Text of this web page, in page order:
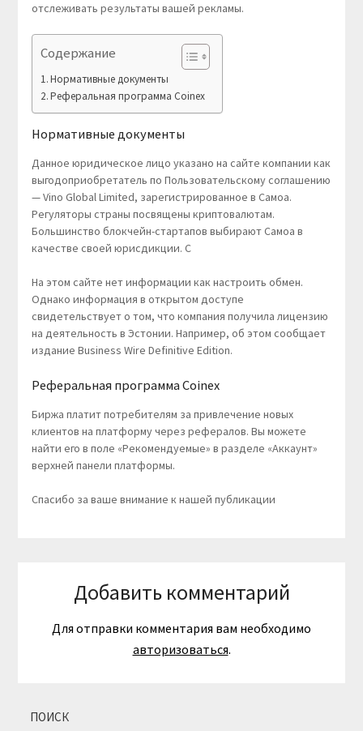
отслеживать результаты вашей рекламы.
Содержание
Нормативные документы
Реферальная программа Coinex
Нормативные документы
Данное юридическое лицо указано на сайте компании как
выгодоприобретатель по Пользовательскому соглашению
— Vino Global Limited, зарегистрированное в Самоа.
Регуляторы страны посвящены криптовалютам.
Большинство блокчейн-стартапов выбирают Самоа в
качестве своей юрисдикции. С
На этом сайте нет информации как настроить обмен.
Однако информация в открытом доступе
свидетельствует о том, что компания получила лицензию
на деятельность в Эстонии. Например, об этом сообщает
издание Business Wire Definitive Edition.
Реферальная программа Coinex
Биржа платит потребителям за привлечение новых
клиентов на платформу через рефералов. Вы можете
найти его в поле «Рекомендуемые» в разделе «Аккаунт»
верхней панели платформы.
Спасибо за ваше внимание к нашей публикации
Добавить комментарий
Для отправки комментария вам необходимо
авторизоваться.
ПОИСК